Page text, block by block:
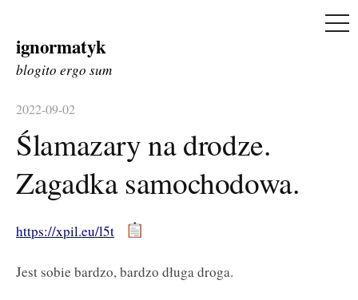
Skip
to
ignormatyk
blogito ergo sum
2022-09-02
Ślamazary na drodze.
Zagadka samochodowa.
https://xpil.eu/l5t
Jest sobie bardzo, bardzo długa droga.